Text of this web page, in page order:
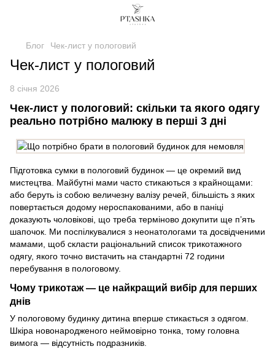
Блог Чек-лист у пологовий
Чек-лист у пологовий
8 січня 2026
Чек-лист у пологовий: скільки та якого одягу
реально потрібно малюку в перші 3 дні
Підготовка сумки в пологовий будинок — це окремий вид
мистецтва. Майбутні мами часто стикаються з крайнощами:
або беруть із собою величезну валізу речей, більшість з яких
повертається додому нероспакованими, або в паніці
доказують чоловікові, що треба терміново докупити ще п’ять
шапочок. Ми поспілкувалися з неонатологами та досвідченими
мамами, щоб скласти раціональний список трикотажного
одягу, якого точно вистачить на стандартні 72 години
перебування в пологовому.
Чому трикотаж — це найкращий вибір для перших
днів
У пологовому будинку дитина вперше стикається з одягом.
Шкіра новонародженого неймовірно тонка, тому головна
вимога — відсутність подразників.